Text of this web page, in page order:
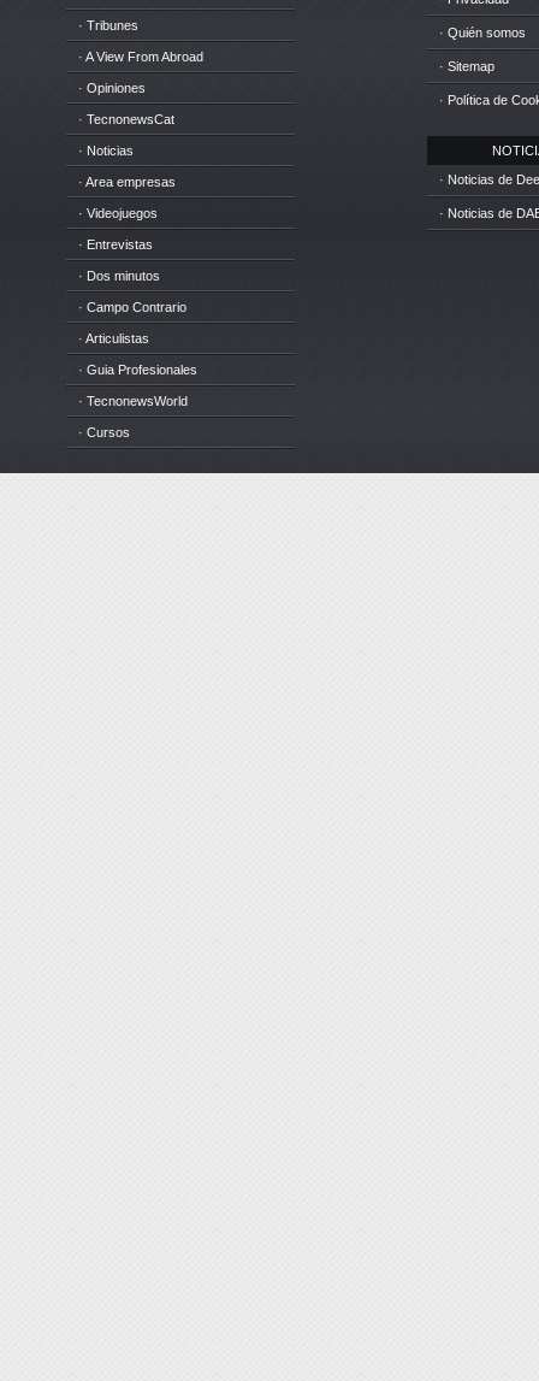
· Tribunes
· A View From Abroad
· Opiniones
· TecnonewsCat
· Noticias
· Area empresas
· Videojuegos
· Entrevistas
· Dos minutos
· Campo Contrario
· Articulistas
· Guia Profesionales
· TecnonewsWorld
· Cursos
· Quién somos
· Sitemap
· Política de
· Noticias de
· Noticias de